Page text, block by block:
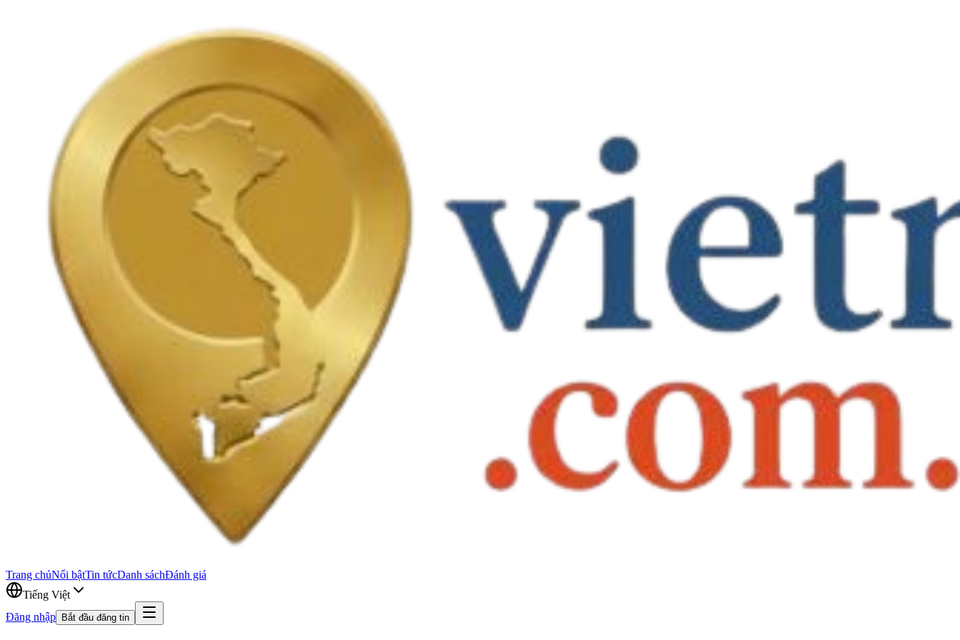
Trang chủNổi bậtTin tứcDanh sáchĐánh giá
Tiếng Việt
Đăng nhập
Bắt đầu đăng tin